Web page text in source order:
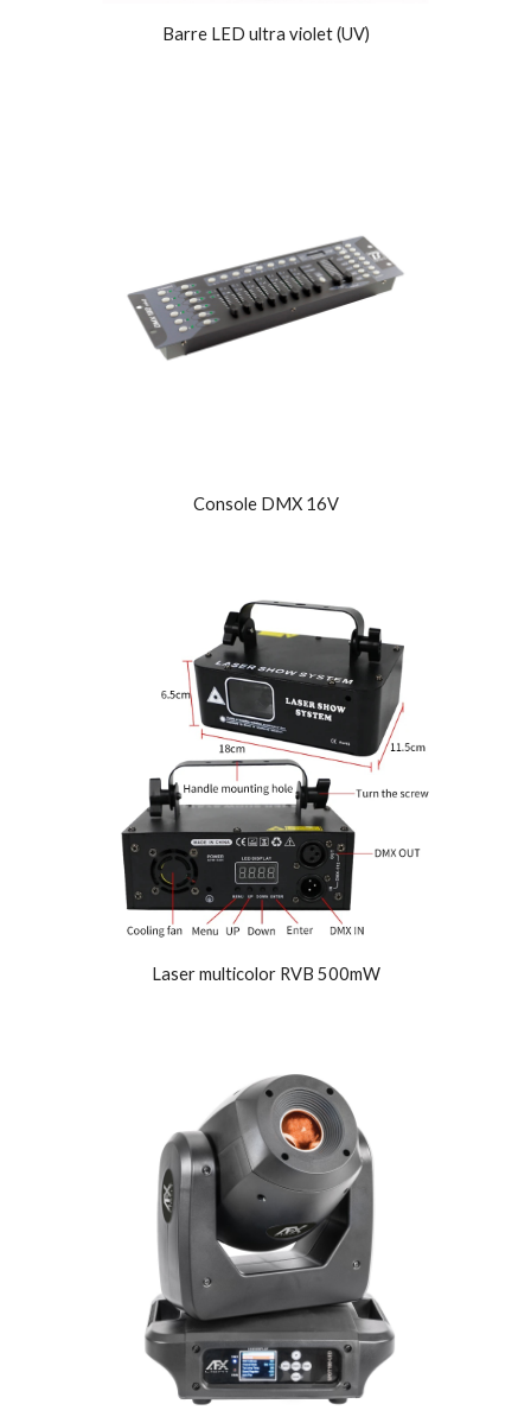
Barre LED ultra violet (UV)
Console DMX 16V
Laser multicolor RVB 500mW